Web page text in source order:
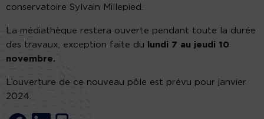
conservatoire Sylvain Millepied.
La médiathèque restera ouverte pendant toute la durée
des travaux, exception faite du
lundi 7 au jeudi 10
novembre.
L’ouverture de ce nouveau pôle est prévu pour janvier
2024.